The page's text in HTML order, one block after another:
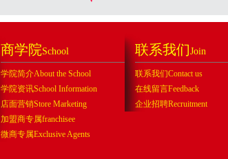
商学院School
学院简介About the School
学院资讯School Information
店面营销Store Marketing
加盟商专属franchisee
微商专属Exclusive Agents
联系我们Join
联系我们Contact us
在线留言Feedback
企业招聘Recruitment